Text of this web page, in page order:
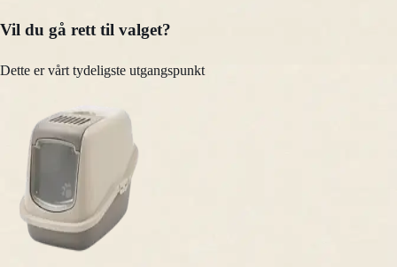
Vil du gå rett til valget?
Dette er vårt tydeligste utgangspunkt